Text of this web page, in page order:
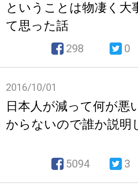
ということは物凄く大
て思った話
298 0
2016/10/01
日本人が減って何が悪
からないので誰か説明
5094 3